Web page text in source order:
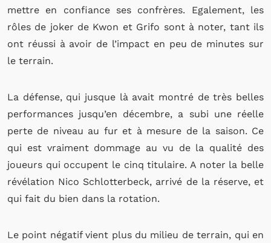
mettre en confiance ses confrères. Egalement, les
rôles de joker de Kwon et Grifo sont à noter, tant ils
ont réussi à avoir de l’impact en peu de minutes sur
le terrain.
La défense, qui jusque là avait montré de très belles
performances jusqu’en décembre, a subi une réelle
perte de niveau au fur et à mesure de la saison. Ce
qui est vraiment dommage au vu de la qualité des
joueurs qui occupent le cinq titulaire. A noter la belle
révélation Nico Schlotterbeck, arrivé de la réserve, et
qui fait du bien dans la rotation.
Le point négatif vient plus du milieu de terrain, qui en